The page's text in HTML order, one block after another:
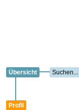
Übersicht
Profil